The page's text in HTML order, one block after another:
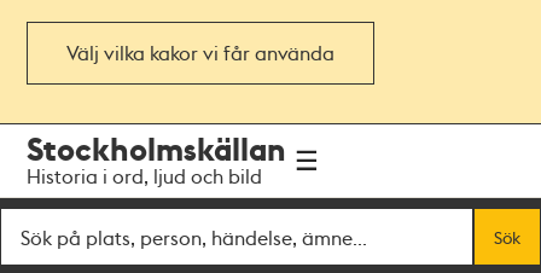
Välj vilka kakor vi får använda
navigationen
huvudinnehållet
Stockholmskällan
Historia i ord, ljud och bild
Sök